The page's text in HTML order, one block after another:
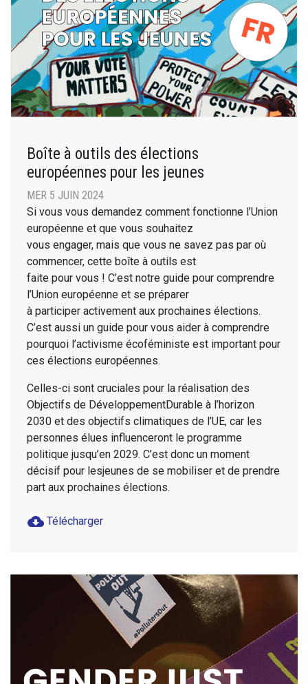
Boîte à outils des élections
européennes pour les jeunes
MER 5 JUIN 2024
Si vous vous demandez comment fonctionne l’Union
européenne et que vous souhaitez
vous engager, mais que vous ne savez pas par où
commencer, cette boîte à outils est
faite pour vous ! C’est notre guide pour comprendre
l’Union européenne et se préparer
à participer activement aux prochaines élections.
C’est aussi un guide pour vous aider à comprendre
pourquoi l’activisme écoféministe est important pour
ces élections européennes.
Celles-ci sont cruciales pour la réalisation des
Objectifs de DéveloppementDurable à l’horizon
2030 et des objectifs climatiques de l’UE, car les
personnes élues influenceront le programme
politique jusqu’en 2029. C’est donc un moment
décisif pour lesjeunes de se mobiliser et de prendre
part aux prochaines élections.
cloud_download Télécharger